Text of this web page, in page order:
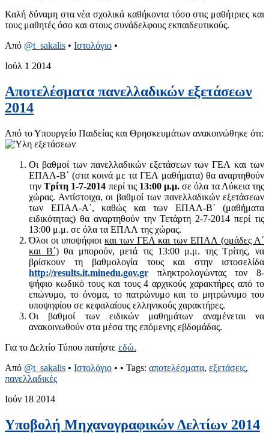
Καλή δύναμη στα νέα σχολικά καθήκοντα τόσο στις μαθήτριες και
τους μαθητές όσο και στους συνάδελφους εκπαιδευτικούς.
Από @t_sakalis • Ιστολόγιο •
Ιούλ 1 2014
Αποτελέσματα πανελλαδικών εξετάσεων
2014
Από το Υπουργείο Παιδείας και Θρησκευμάτων ανακοινώθηκε ότι:
Οι βαθμοί των πανελλαδικών εξετάσεων των ΓΕΛ και των
ΕΠΑΛ-Β΄ (στα κοινά με τα ΓΕΛ μαθήματα) θα αναρτηθούν
τηνΤρίτη 1-7-2014 περί τις 13:00 μ.μ. σε όλα τα Λύκεια της
χώρας. Αντίστοιχα, οι βαθμοί των πανελλαδικών εξετάσεων
των ΕΠΑΛ-Α΄, καθώς και των ΕΠΑΛ-Β΄ (μαθήματα
ειδικότητας) θα αναρτηθούν την Τετάρτη 2-7-2014 περί τις
13:00 μ.μ. σε όλα τα ΕΠΑΛ της χώρας.
Όλοι οι υποψήφιοι και των ΓΕΛ και των ΕΠΑΛ (ομάδες Α΄
και Β΄)θα μπορούν, μετά τις 13:00 μ.μ. της Τρίτης, να
βρίσκουν τη βαθμολογία τους και στην ιστοσελίδα
http://results.it.minedu.gov.gr
πληκτρολογώντας τον 8-
ψήφιο κωδικό τους και τους 4 αρχικούς χαρακτήρες από το
επώνυμο, το όνομα, το πατρώνυμο και το μητρώνυμο του
υποψηφίου σε κεφαλαίους ελληνικούς χαρακτήρες.
Οι βαθμοί των ειδικών μαθημάτων αναμένεται να
ανακοινωθούν στα μέσα της επόμενης εβδομάδας.
Για το Δελτίο Τύπου πατήστε εδώ.
Από @t_sakalis • Ιστολόγιο • • Tags: αποτελέσματα, εξετάσεις,
πανελλαδικές
Ιούν 18 2014
Υποβολή Μηχανογραφικών Δελτίων 2014